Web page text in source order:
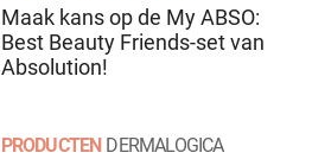
Maak kans op de My ABSO:
Best Beauty Friends-set van
Absolution!
PRODUCTEN DERMALOGICA